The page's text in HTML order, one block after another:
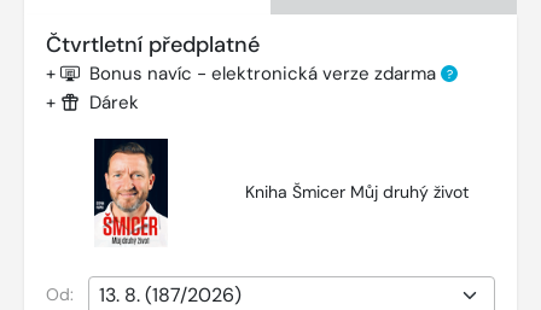
Čtvrtletní předplatné
+ Bonus navíc - elektronická verze zdarma ?
+ Dárek
Kniha Šmicer Můj druhý život
Od: